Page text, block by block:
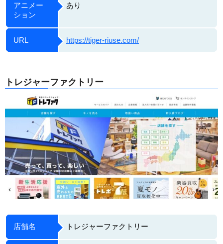
アニメー
ション
あり
URL https://tiger-riuse.com/
トレジャーファクトリー
店舗名 トレジャーファクトリー